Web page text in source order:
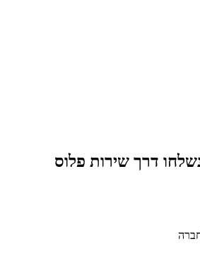
דרך שירות פלוס